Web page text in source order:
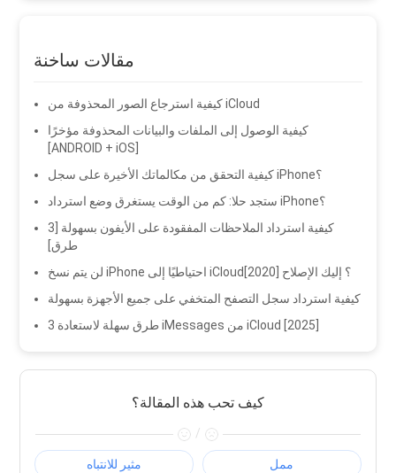
مقالات ساخنة
كيفية استرجاع الصور المحذوفة من iCloud
كيفية الوصول إلى الملفات والبيانات المحذوفة مؤخرًا
[ANDROID + iOS]
كيفية التحقق من مكالماتك الأخيرة على سجل iPhone؟
ستجد حلا: كم من الوقت يستغرق وضع استرداد iPhone؟
كيفية استرداد الملاحظات المفقودة على الأيفون بسهولة [3
طرق]
لن يتم نسخ iPhone احتياطيًا إلى iCloud؟ إليك الإصلاح [2020]
كيفية استرداد سجل التصفح المتخفي على جميع الأجهزة بسهولة
3 طرق سهلة لاستعادة iMessages من iCloud [2025]
كيف تحب هذه المقالة؟
/
مثير للانتباه ممل